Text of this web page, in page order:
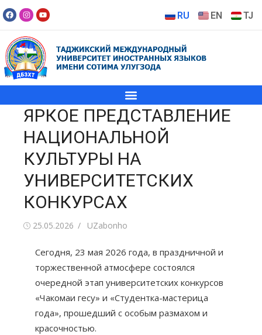
RU EN TJ
ЯРКОЕ ПРЕДСТАВЛЕНИЕ
НАЦИОНАЛЬНОЙ
КУЛЬТУРЫ НА
УНИВЕРСИТЕТСКИХ
КОНКУРСАХ
25.05.2026 UZabonho
Сегодня, 23 мая 2026 года, в праздничной и
торжественной атмосфере состоялся
очередной этап университетских конкурсов
«Чакомаи гесу» и «Студентка-мастерица
года», прошедший с особым размахом и
красочностью.